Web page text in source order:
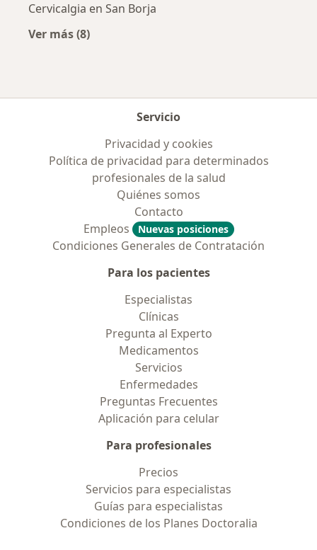
Cervicalgia en San Borja
Ver más (8)
Servicio
Privacidad y cookies
Política de privacidad para determinados
profesionales de la salud
Quiénes somos
Contacto
Empleos
Nuevas posiciones
Condiciones Generales de Contratación
Para los pacientes
Especialistas
Clínicas
Pregunta al Experto
Medicamentos
Servicios
Enfermedades
Preguntas Frecuentes
Aplicación para celular
Para profesionales
Precios
Servicios para especialistas
Guías para especialistas
Condiciones de los Planes Doctoralia